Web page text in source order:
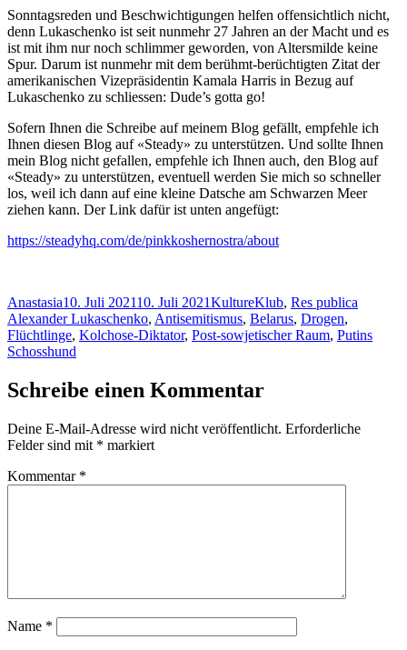
Sonntagsreden und Beschwichtigungen helfen offensichtlich nicht,
denn Lukaschenko ist seit nunmehr 27 Jahren an der Macht und es
ist mit ihm nur noch schlimmer geworden, von Altersmilde keine
Spur. Darum ist nunmehr mit dem berühmt-berüchtigten Zitat der
amerikanischen Vizepräsidentin Kamala Harris in Bezug auf
Lukaschenko zu schliessen: Dude’s gotta go!
Sofern Ihnen die Schreibe auf meinem Blog gefällt, empfehle ich
Ihnen diesen Blog auf «Steady» zu unterstützen. Und sollte Ihnen
mein Blog nicht gefallen, empfehle ich Ihnen auch, den Blog auf
«Steady» zu unterstützen, eventuell werden Sie mich so schneller
los, weil ich dann auf eine kleine Datsche am Schwarzen Meer
ziehen kann. Der Link dafür ist unten angefügt:
https://steadyhq.com/de/pinkkoshernostra/about
Autor
AnastasiaVeröffentlicht
am
10. Juli 202110. Juli 2021Kategorien
KultureKlub, Res publica
Alexander Lukaschenko, Antisemitismus, Belarus, Drogen,
Flüchtlinge, Kolchose-Diktator, Post-sowjetischer Raum, Putins
Schosshund
Schreibe einen Kommentar
Deine E-Mail-Adresse wird nicht veröffentlicht. Erforderliche
Felder sind mit * markiert
Kommentar *
Name *